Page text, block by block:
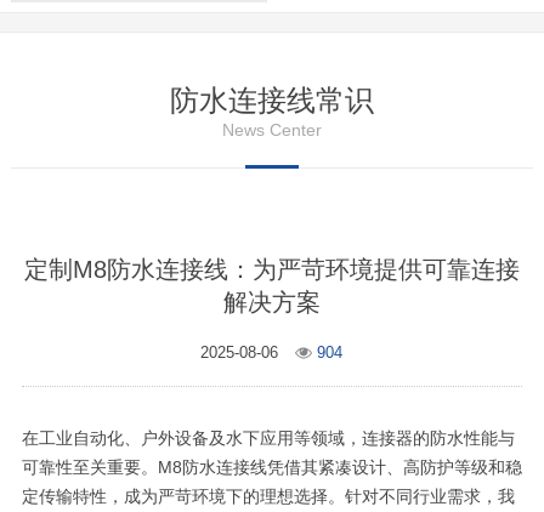
防水连接线常识
News Center
定制M8防水连接线：为严苛环境提供可靠连接
解决方案
2025-08-06 904
在工业自动化、户外设备及水下应用等领域，连接器的防水性能与
可靠性至关重要。M8防水连接线凭借其紧凑设计、高防护等级和稳
定传输特性，成为严苛环境下的理想选择。针对不同行业需求，我